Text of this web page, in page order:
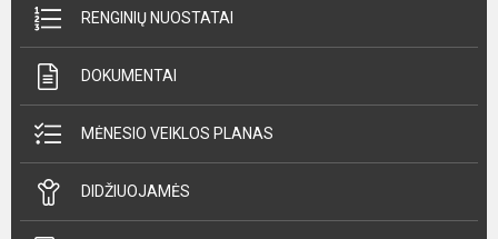
RENGINIŲ NUOSTATAI
DOKUMENTAI
MĖNESIO VEIKLOS PLANAS
DIDŽIUOJAMĖS